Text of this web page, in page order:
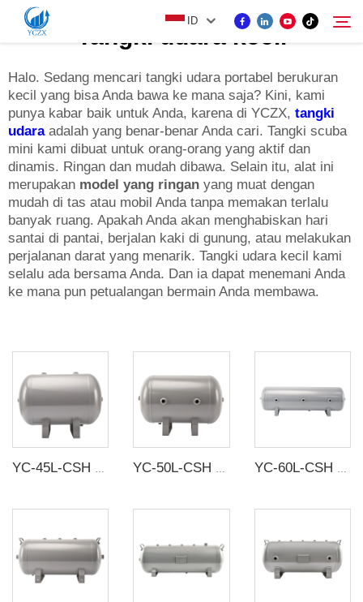
ID
PRODUK
TENTANG KAMI
BERITA
HUBUNGI KAMI
Cari
Tangki udara kecil
Halo. Sedang mencari tangki udara portabel berukuran
kecil yang bisa Anda bawa ke mana saja? Kini, kami
punya kabar baik untuk Anda, karena di YCZX, tangki
udara adalah yang benar-benar Anda cari. Tangki scuba
mini kami dibuat untuk orang-orang yang aktif dan
dinamis. Ringan dan mudah dibawa. Selain itu, alat ini
merupakan model yang ringan yang muat dengan
mudah di tas atau mobil Anda tanpa memakan terlalu
banyak ruang. Apakah Anda akan menghabiskan hari
santai di pantai, berjalan kaki di gunung, atau melakukan
perjalanan darat yang menarik. Tangki udara kecil kami
selalu ada bersama Anda. Dan ia dapat menemani Anda
ke mana pun petualangan bermain Anda membawa.
YC-45L-CSH 13.1bar Baja karbon tangki penyimpanan udara horisontal tanpa sambungan tangki udara YC-50L-CSH 8.4bar Baja karbon tangki penyimpanan udara horizontal tanpa sambungan tangki udara YC-60L-CSH 8.4bar Baja karbon tangki penyimpanan udara horizontal tanpa sambungan tangki udara